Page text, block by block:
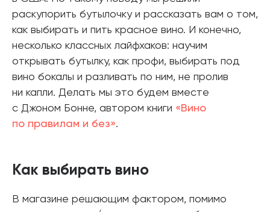
раскупорить бутылочку и рассказать вам о том,
как выбирать и пить красное вино. И конечно,
несколько классных лайфхаков: научим
открывать бутылку, как профи, выбирать под
вино бокалы и разливать по ним, не пролив
ни капли. Делать мы это будем вместе
с Джоном Бонне, автором книги «Вино
по правилам и без».
Как выбирать вино
В магазине решающим фактором, помимо